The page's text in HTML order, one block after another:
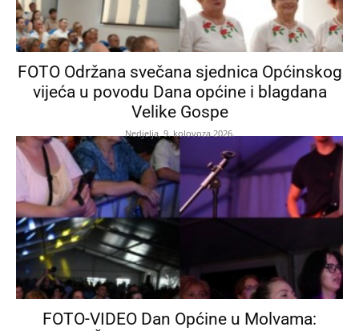
FOTO Održana svečana sjednica Općinskog
vijeća u povodu Dana općine i blagdana
Velike Gospe
Nedjelja, 9. kolovoza 2026.
FOTO-VIDEO Dan Općine u Molvama: